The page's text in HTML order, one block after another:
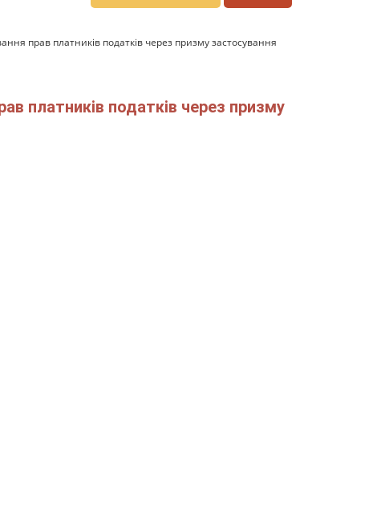
прав платників податків через призму застосування
платників податків через призму